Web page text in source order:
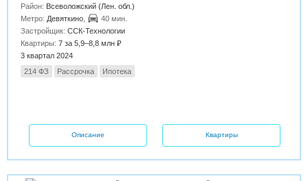
Район: Всеволожский (Лен. обл.)
Метро: Девяткино
40 мин.
Застройщик:ССК-Технологии
Квартиры:7 за 5,9–8,8 млн ₽
3 квартал 2024
214 ФЗ
Рассрочка Ипотека
Описание Квартиры